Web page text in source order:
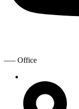
—– Office